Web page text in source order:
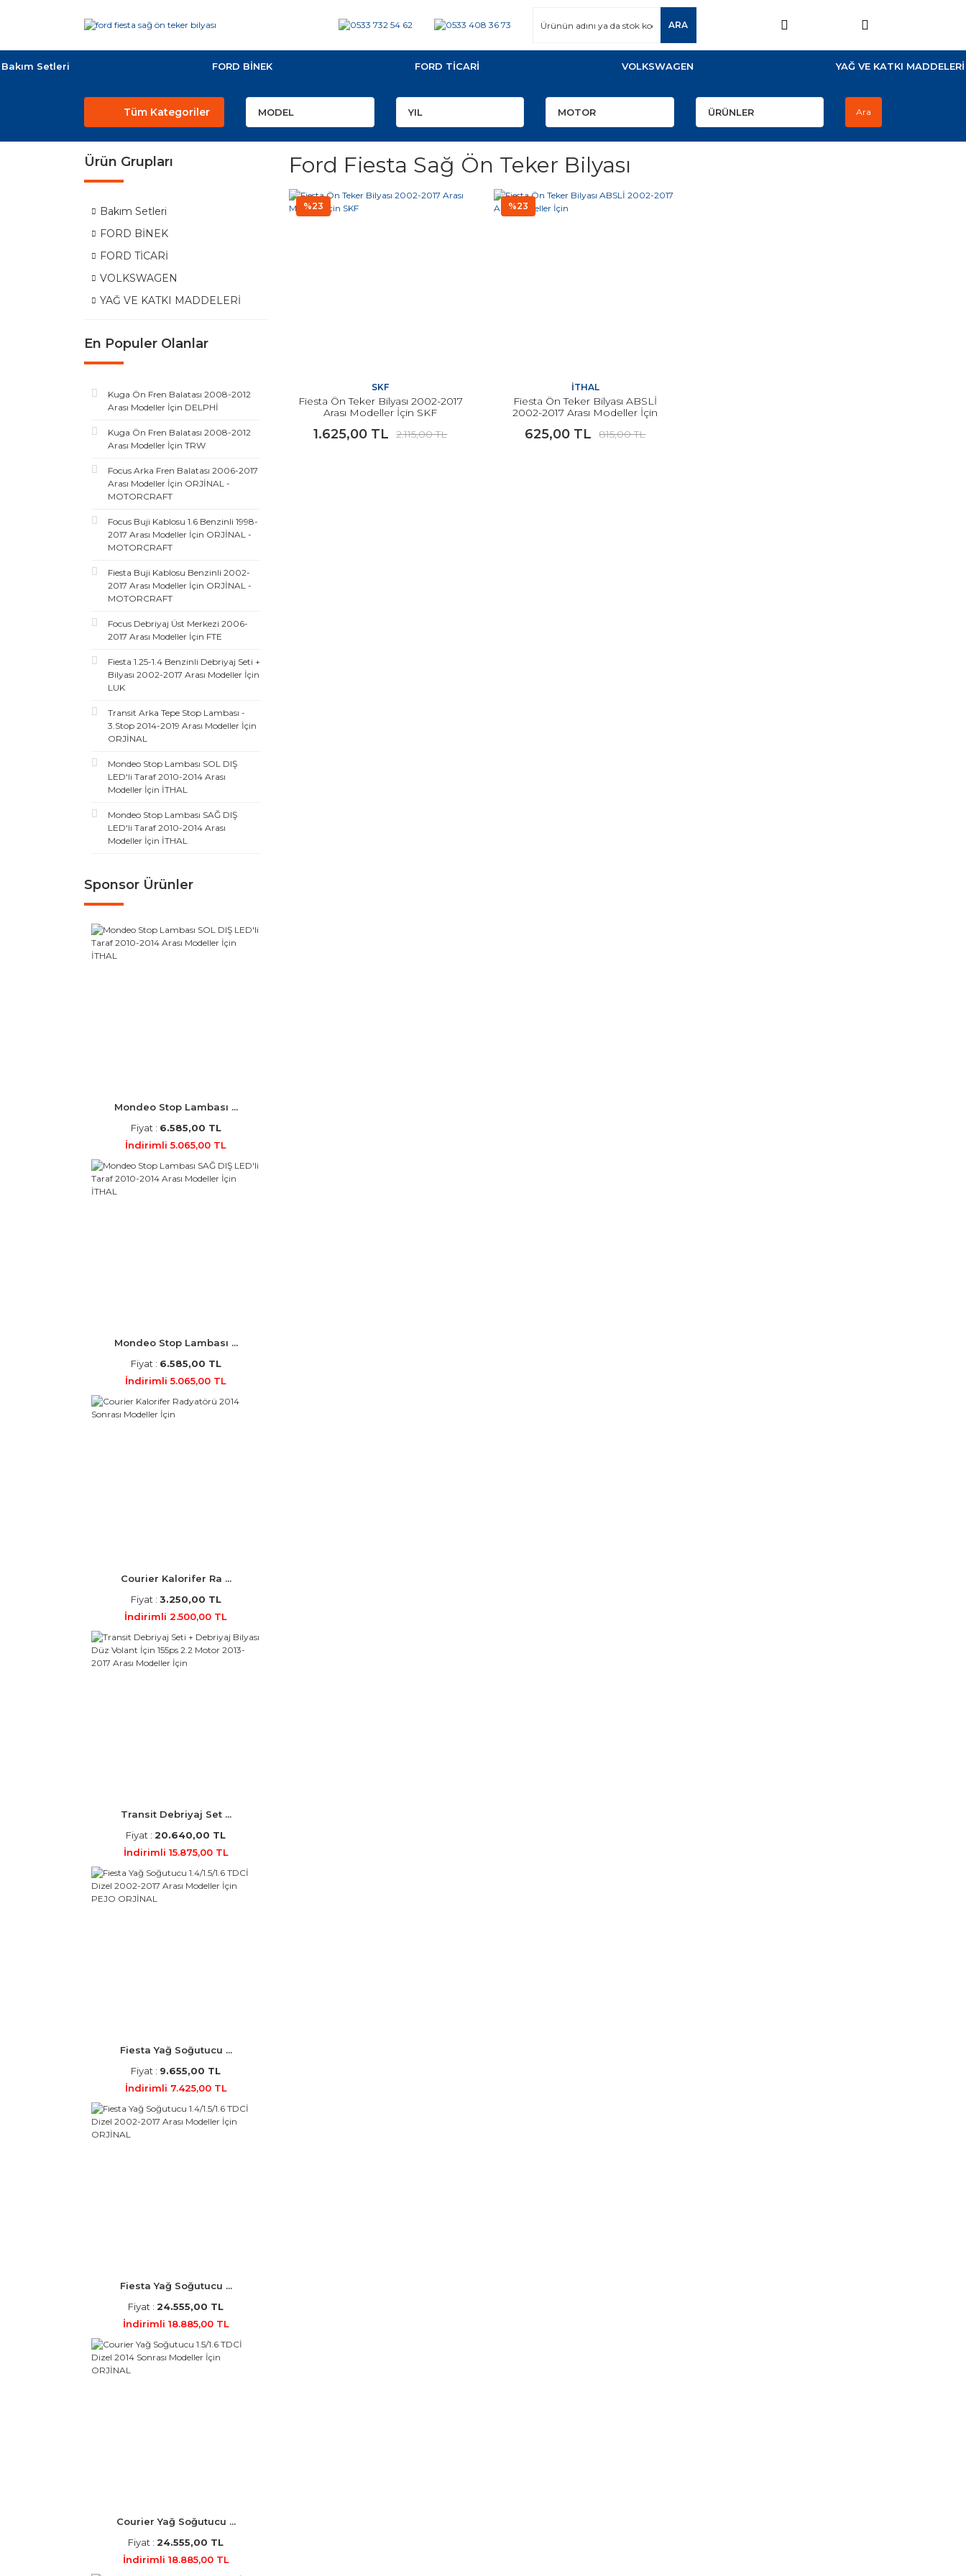
ARA
Bakım Setleri FORD BİNEK FORD TİCARİ VOLKSWAGEN YAĞ VE KATKI MADDELERİ
Tüm Kategoriler Ara
Ürün Grupları
Bakım Setleri
FORD BİNEK
FORD TİCARİ
VOLKSWAGEN
YAĞ VE KATKI MADDELERİ
En Populer Olanlar
Kuga Ön Fren Balatası 2008-2012
Arası Modeller İçin DELPHİ
Kuga Ön Fren Balatası 2008-2012
Arası Modeller İçin TRW
Focus Arka Fren Balatası 2006-2017
Arası Modeller İçin ORJİNAL -
MOTORCRAFT
Focus Buji Kablosu 1.6 Benzinli 1998-
2017 Arası Modeller İçin ORJİNAL -
MOTORCRAFT
Fiesta Buji Kablosu Benzinli 2002-
2017 Arası Modeller İçin ORJİNAL -
MOTORCRAFT
Focus Debriyaj Üst Merkezi 2006-
2017 Arası Modeller İçin FTE
Fiesta 1.25-1.4 Benzinli Debriyaj Seti +
Bilyası 2002-2017 Arası Modeller İçin
LUK
Transit Arka Tepe Stop Lambası -
3.Stop 2014-2019 Arası Modeller İçin
ORJİNAL
Mondeo Stop Lambası SOL DIŞ
LED'li Taraf 2010-2014 Arası
Modeller İçin İTHAL
Mondeo Stop Lambası SAĞ DIŞ
LED'li Taraf 2010-2014 Arası
Modeller İçin İTHAL
Sponsor Ürünler
Mondeo Stop Lambası ...
Fiyat : 6.585,00 TL
İndirimli 5.065,00 TL
Mondeo Stop Lambası ...
Fiyat : 6.585,00 TL
İndirimli 5.065,00 TL
Courier Kalorifer Ra ...
Fiyat : 3.250,00 TL
İndirimli 2.500,00 TL
Transit Debriyaj Set ...
Fiyat : 20.640,00 TL
İndirimli 15.875,00 TL
Fiesta Yağ Soğutucu ...
Fiyat : 9.655,00 TL
İndirimli 7.425,00 TL
Fiesta Yağ Soğutucu ...
Fiyat : 24.555,00 TL
İndirimli 18.885,00 TL
Courier Yağ Soğutucu ...
Fiyat : 24.555,00 TL
İndirimli 18.885,00 TL
Ford Fiesta Sağ Ön Teker Bilyası
%23
SKF
Fiesta Ön Teker Bilyası 2002-2017
Arası Modeller İçin SKF
1.625,00 TL 2.115,00 TL
%23
İTHAL
Fiesta Ön Teker Bilyası ABSLİ
2002-2017 Arası Modeller İçin
625,00 TL 815,00 TL